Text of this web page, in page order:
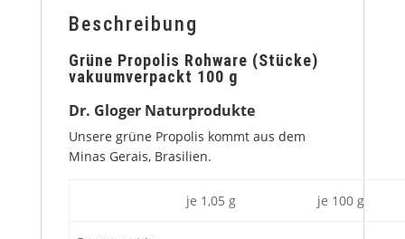
Beschreibung
Grüne Propolis Rohware (Stücke)
vakuumverpackt 100 g
Dr. Gloger Naturprodukte
Unsere grüne Propolis kommt aus dem
Minas Gerais, Brasilien.
je 1,05 g je 100 g